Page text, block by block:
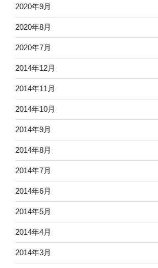
2020年9月
2020年8月
2020年7月
2014年12月
2014年11月
2014年10月
2014年9月
2014年8月
2014年7月
2014年6月
2014年5月
2014年4月
2014年3月